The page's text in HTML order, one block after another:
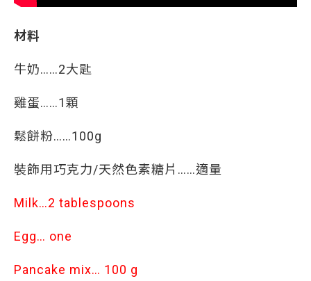
材料
牛奶……2大匙
雞蛋……1顆
鬆餅粉……100g
裝飾用巧克力/天然色素糖片……適量
Milk…2 tablespoons
Egg… one
Pancake mix… 100 g